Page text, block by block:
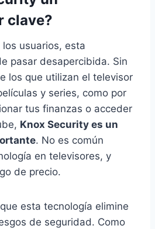
clave?
usuarios, esta
pasar desapercibida. Sin
los que utilizan el televisor
y series, como por
tus finanzas o acceder
Knox Security es un
. No es común
en televisores, y
de precio.
esta tecnología elimine
de seguridad. Como